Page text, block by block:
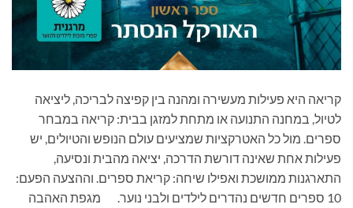
קריאה היא פעילות מעשירה ומהנה בין קפיצה לבריכה, ליציאה
לטיול, במחנה התנועה או מתחת למזגן בבית: קריאה במבחר
ספרים. מול כל האטרקציות שמציעים עולם הנופש והטיולים, יש
פעילות אחת שאינה דורשת הדרכה, יציאה מהבית ונסיעה,
התארגנות ממושכת ואפילו שיחה: קריאת ספרים. וההצעה הפעם:
10 ספרים חדשים נהדרים לילדים ולבני נוער. מגפת האהבה